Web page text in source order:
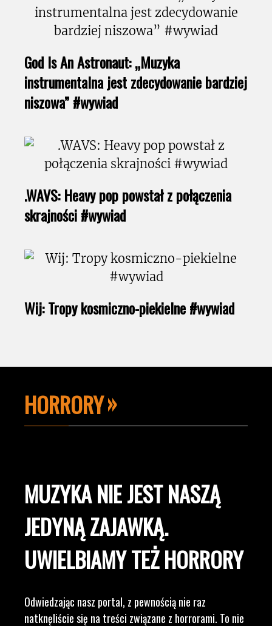
God Is An Astronaut: „Muzyka
instrumentalna jest zdecydowanie bardziej
niszowa” #wywiad
.WAVS: Heavy pop powstał z połączenia
skrajności #wywiad
Wij: Tropy kosmiczno-piekielne #wywiad
HORRORY
MUZYKA NIE JEST NASZĄ
JEDYNĄ ZAJAWKĄ.
UWIELBIAMY TEŻ HORRORY
Odwiedzając nasz portal, z pewnością nie raz
natknęliście się na treści związane z horrorami. To nie